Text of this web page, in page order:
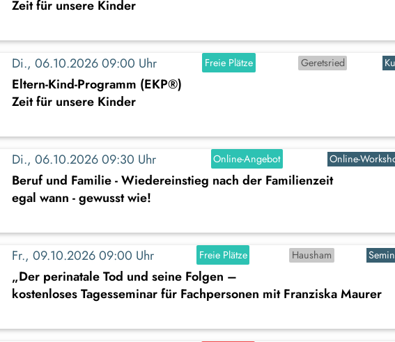
Zeit für unsere Kinder
Di., 06.10.2026 09:00 Uhr Freie Plätze Geretsried
Eltern-Kind-Programm (EKP®)
Zeit für unsere Kinder
Di., 06.10.2026 09:30 Uhr Online-Angebot Online-
Beruf und Familie - Wiedereinstieg nach der Familienzeit
egal wann - gewusst wie!
Fr., 09.10.2026 09:00 Uhr Freie Plätze Hausham
„Der perinatale Tod und seine Folgen –
kostenloses Tagesseminar für Fachpersonen mit Franziska Maurer